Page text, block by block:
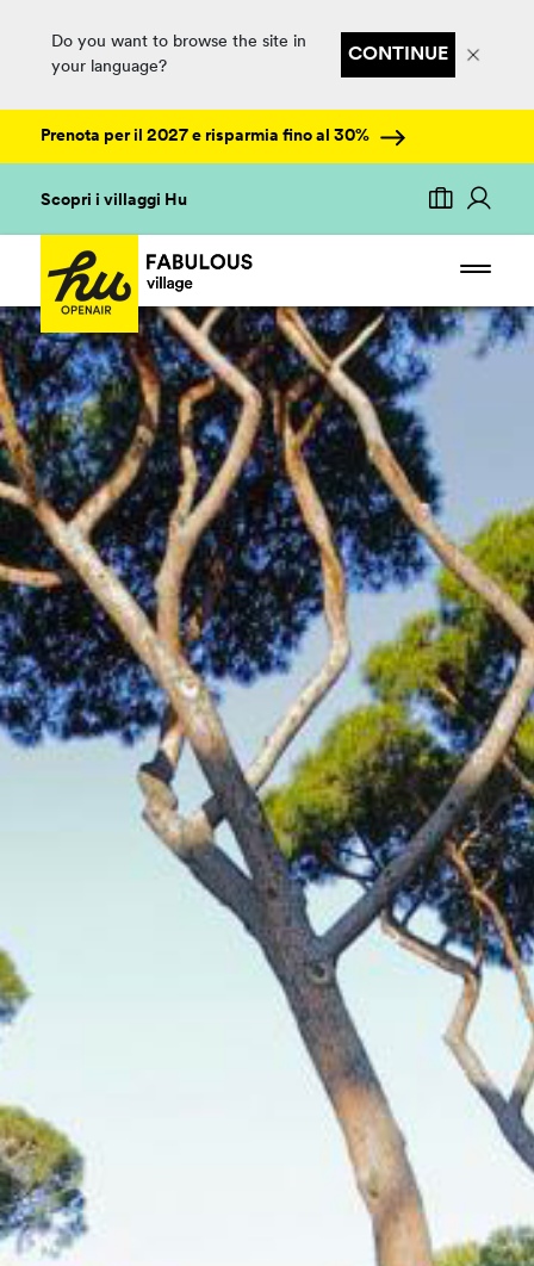
Do you want to browse the site in
your language?
CONTINUE
Prenota per il 2027 e risparmia fino al 30%
Scopri i villaggi Hu